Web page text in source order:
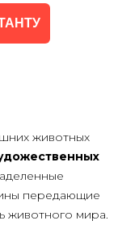
животных
передающие
животного мира.